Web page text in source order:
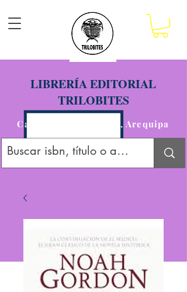
LIBRERÍA EDITORIAL
TRILOBITES
Calle San Agustín 201, Arequipa